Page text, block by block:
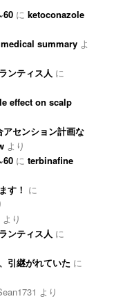
にketoconazole
summary よ
ンティス人 に
effect on scalp
アセンション計画な
より
にterbinafine
す！ に
より
ンティス人 に
引継がれていた に
より